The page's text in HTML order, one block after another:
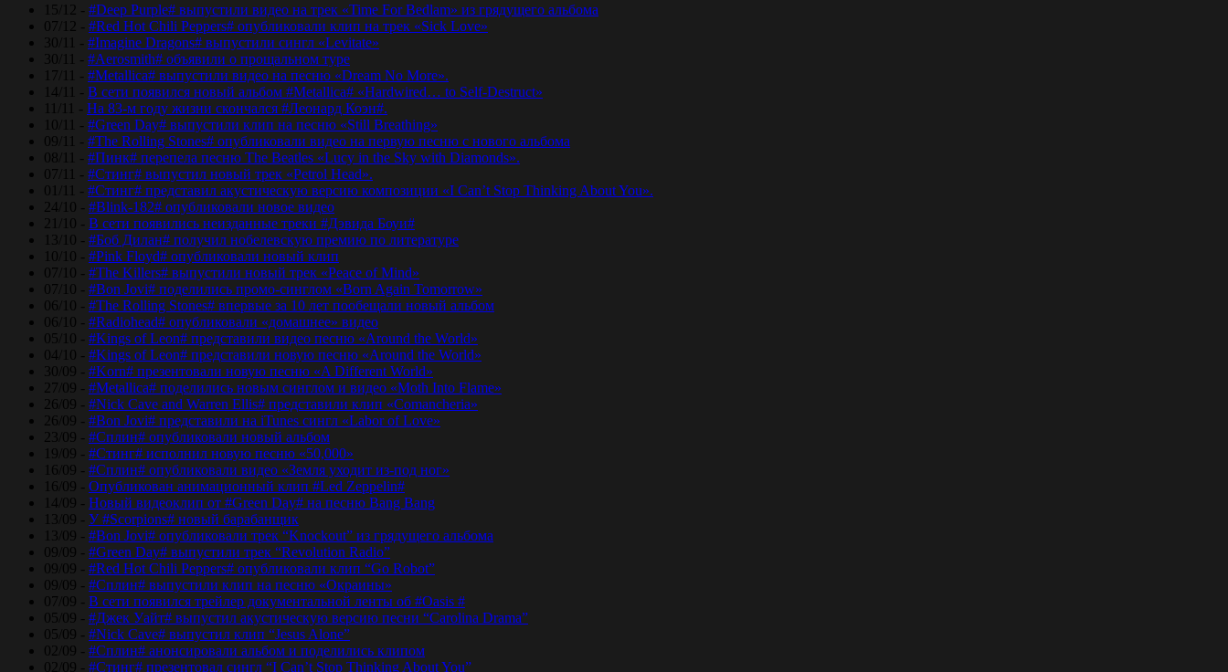
15/12 - #Deep Purple# выпустили видео на трек «Time For Bedlam» из грядущего альбома
07/12 - #Red Hot Chili Peppers# опубликовали клип на трек «Sick Love»
30/11 - #Imagine Dragons# выпустили сингл «Levitate»
30/11 - #Aerosmith# объявили о прощальном туре
17/11 - #Metallica# выпустили видео на песню «Dream No More».
14/11 - В сети появился новый альбом #Metallica# «Hardwired… to Self-Destruct»
11/11 - На 83-м году жизни скончался #Леонард Коэн#.
10/11 - #Green Day# выпустили клип на песню «Still Breathing»
09/11 - #The Rolling Stones# опубликовали видео на первую песню с нового альбома
08/11 - #Пинк# перепела песню The Beatles «Lucy in the Sky with Diamonds».
07/11 - #Стинг# выпустил новый трек «Petrol Head».
01/11 - #Стинг# представил акустическую версию композиции «I Can’t Stop Thinking About You».
24/10 - #Blink-182# опубликовали новое видео
21/10 - В сети появились неизданные треки #Дэвида Боуи#
13/10 - #Боб Дилан# получил нобелевскую премию по литературе
10/10 - #Pink Floyd# опубликовали новый клип
07/10 - #The Killers# выпустили новый трек «Peace of Mind»
07/10 - #Bon Jovi# поделились промо-синглом «Born Again Tomorrow»
06/10 - #The Rolling Stones# впервые за 10 лет пообещали новый альбом
06/10 - #Radiohead# опубликовали «домашнее» видео
05/10 - #Kings of Leon# представили видео песню «Around the World»
04/10 - #Kings of Leon# представили новую песню «Around the World»
30/09 - #Korn# презентовали новую песню «A Different World»
27/09 - #Metallica# поделились новым синглом и видео «Moth Into Flame»
26/09 - #Nick Cave and Warren Ellis# представили клип «Comancheria»
26/09 - #Bon Jovi# представили на iTunes сингл «Labor of Love»
23/09 - #Сплин# опубликовали новый альбом
19/09 - #Стинг# исполнил новую песню «50,000»
16/09 - #Сплин# опубликовали видео «Земля уходит из-под ног»
16/09 - Опубликован анимационный клип #Led Zeppelin#
14/09 - Новый видеоклип от #Green Day# на песню Bang Bang
13/09 - У #Scorpions# новый барабанщик
13/09 - #Bon Jovi# опубликовали трек “Knockout” из грядущего альбома
09/09 - #Green Day# выпустили трек “Revolution Radio”
09/09 - #Red Hot Chili Peppers# опубликовали клип “Go Robot”
09/09 - #Сплин# выпустили клип на песню «Окраины»
07/09 - В сети появился трейлер документальной ленты об #Oasis #
05/09 - #Джек Уайт# выпустил акустическую версию песни “Carolina Drama”
05/09 - #Nick Cave# выпустил клип “Jesus Alone”
02/09 - #Сплин# анонсировали альбом и поделились клипом
02/09 - #Стинг# презентовал сингл “I Can’t Stop Thinking About You”